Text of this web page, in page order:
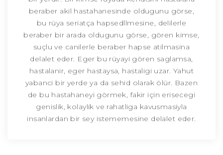
beraber akil hastahanesinde oldugunu görse,
bu rüya seriatça hapsedllmesine, delilerle
beraber bir arada oldugunu görse, gören kimse,
suçlu ve canilerle beraber hapse atilmasina
delalet eder. Eger bu rüyayi gören saglamsa,
hastalanir, eger hastaysa, hastaligi uzar. Yahut
yabanci bir yerde ya da sehid olarak ölür. Bazen
de bu hastahaneyi görmek, fakir için erisecegi
genislik, kolaylik ve rahatliga kavusmasiyla
insanlardan bir sey istememesine delalet eder.